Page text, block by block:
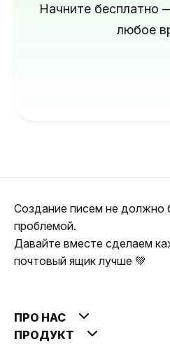
Начните бесплатно
любое
Создание писем не должно
проблемой.
Давайте вместе сделаем
почтовый ящик лучше 💚
ПРО НАС
ПРОДУКТ